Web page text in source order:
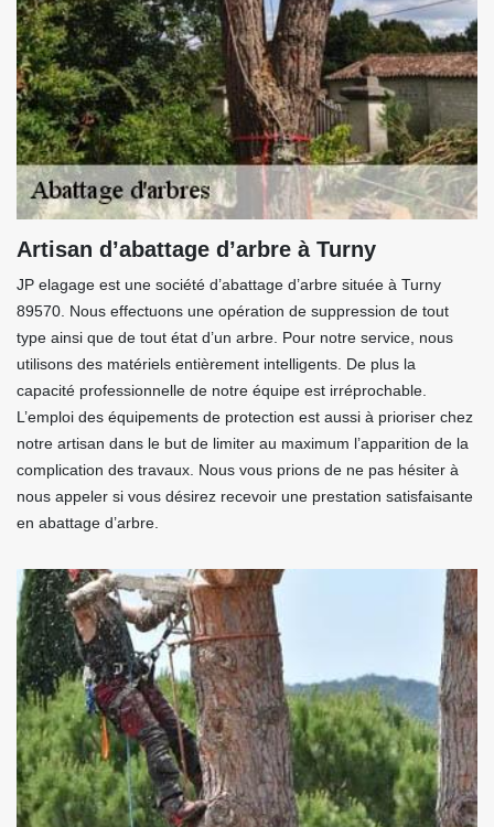
Artisan d’abattage d’arbre à Turny
JP elagage est une société d’abattage d’arbre située à Turny
89570. Nous effectuons une opération de suppression de tout
type ainsi que de tout état d’un arbre. Pour notre service, nous
utilisons des matériels entièrement intelligents. De plus la
capacité professionnelle de notre équipe est irréprochable.
L’emploi des équipements de protection est aussi à prioriser chez
notre artisan dans le but de limiter au maximum l’apparition de la
complication des travaux. Nous vous prions de ne pas hésiter à
nous appeler si vous désirez recevoir une prestation satisfaisante
en abattage d’arbre.